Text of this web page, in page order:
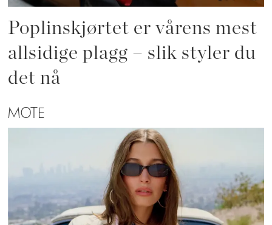
Poplinskjørtet er vårens mest
allsidige plagg – slik styler du
det nå
MOTE